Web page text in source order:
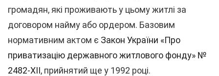
громадян, які проживають у цьому житлі за
договором найму або ордером. Базовим
нормативним актом є Закон України «Про
приватизацію державного житлового фонду» №
2482-XII, прийнятий ще у 1992 році.